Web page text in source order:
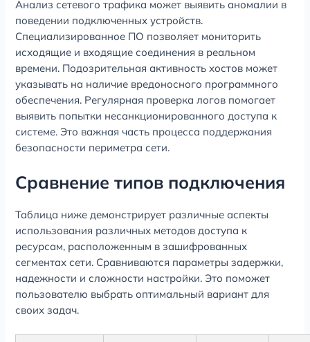
Анализ сетевого трафика может выявить аномалии в
поведении подключенных устройств.
Специализированное ПО позволяет мониторить
исходящие и входящие соединения в реальном
времени. Подозрительная активность хостов может
указывать на наличие вредоносного программного
обеспечения. Регулярная проверка логов помогает
выявить попытки несанкционированного доступа к
системе. Это важная часть процесса поддержания
безопасности периметра сети.
Сравнение типов подключения
Таблица ниже демонстрирует различные аспекты
использования различных методов доступа к
ресурсам, расположенным в зашифрованных
сегментах сети. Сравниваются параметры задержки,
надежности и сложности настройки. Это поможет
пользователю выбрать оптимальный вариант для
своих задач.